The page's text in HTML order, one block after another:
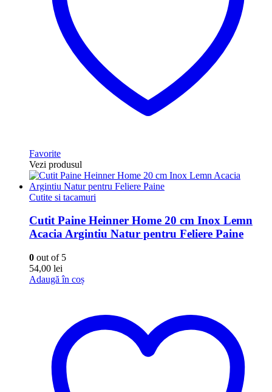
Favorite
Vezi produsul
Cutite si tacamuri
Cutit Paine Heinner Home 20 cm Inox Lemn
Acacia Argintiu Natur pentru Feliere Paine
0 out of 5
54,00 lei
Adaugă în coș